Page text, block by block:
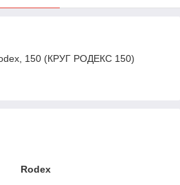
150 (КРУГ РОДЕКС 150)
Rodex